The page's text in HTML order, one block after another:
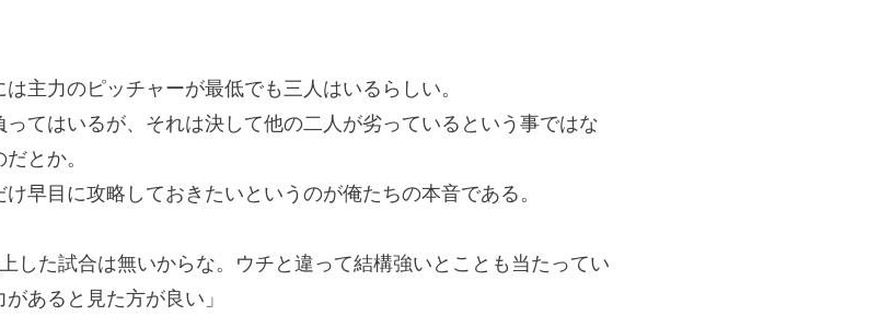
主力のピッチャーが最低でも三人はいるらしい。
てはいるが、それは決して他の二人が劣っているという事ではな
とか。
早目に攻略しておきたいというのが俺たちの本音である。
した試合は無いからな。ウチと違って結構強いとことも当たってい
あると見た方が良い」